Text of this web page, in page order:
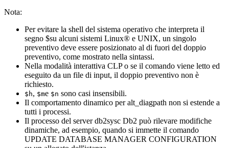
Nota:
Per evitare la shell del sistema operativo che interpreta il
segno $su alcuni sistemi Linux® e UNIX, un singolo
preventivo deve essere posizionato al di fuori del doppio
preventivo, come mostrato nella sintassi.
Nella modalità interattiva CLP o se il comando viene letto ed
eseguito da un file di input, il doppio preventivo non è
richiesto.
$h, $me $n sono casi insensibili.
Il comportamento dinamico peralt_diagpath non si estende a
tutti i processi.
Il processo del serverdb2sysc Db2 può rilevare modifiche
dinamiche, ad esempio, quando si immette il comando
UPDATE DATABASE MANAGER CONFIGURATION